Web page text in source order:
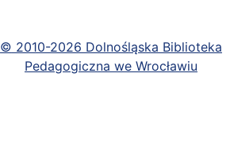
© 2010-2026 Dolnośląska Biblioteka
Pedagogiczna we Wrocławiu